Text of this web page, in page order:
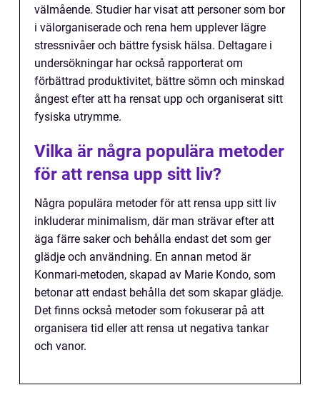
välmående. Studier har visat att personer som bor
i välorganiserade och rena hem upplever lägre
stressnivåer och bättre fysisk hälsa. Deltagare i
undersökningar har också rapporterat om
förbättrad produktivitet, bättre sömn och minskad
ångest efter att ha rensat upp och organiserat sitt
fysiska utrymme.
Vilka är några populära metoder
för att rensa upp sitt liv?
Några populära metoder för att rensa upp sitt liv
inkluderar minimalism, där man strävar efter att
äga färre saker och behålla endast det som ger
glädje och användning. En annan metod är
Konmari-metoden, skapad av Marie Kondo, som
betonar att endast behålla det som skapar glädje.
Det finns också metoder som fokuserar på att
organisera tid eller att rensa ut negativa tankar
och vanor.